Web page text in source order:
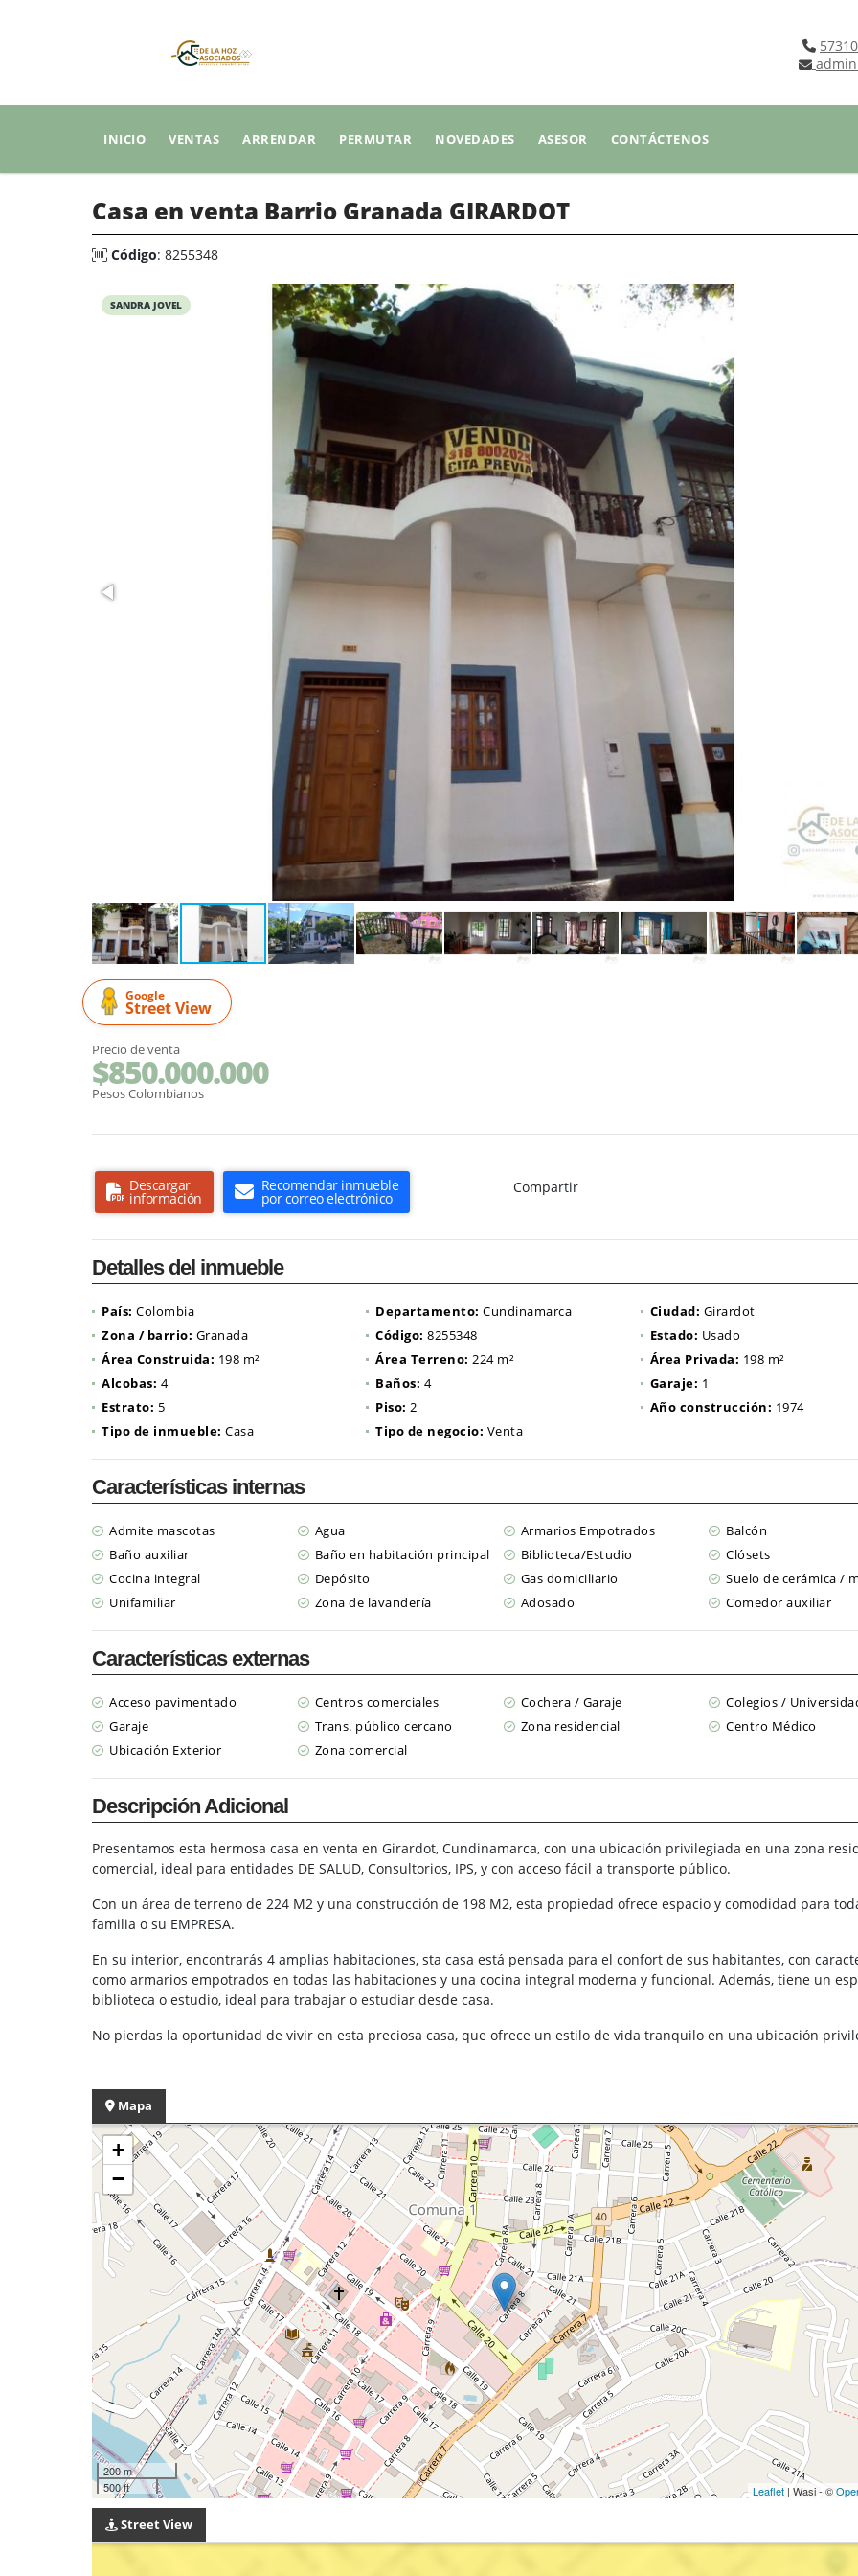
INICIO VENTAS ARRENDAR PERMUTAR NOVEDADES ASESOR CONTÁCTENOS
Casa en venta Barrio Granada GIRARDOT
Código: 8255348
SANDRA JOVEL
Google
Street View
Precio de venta
$850.000.000
Pesos Colombianos
Descargar
información
Recomendar inmueble
por correo electrónico
Compartir
Detalles del inmueble
País: Colombia Departamento: Cundinamarca Ciudad: Girardot
Zona / barrio: Granada Código: 8255348 Estado: Usado
Área Construida: 198 m² Área Terreno: 224 m² Área Privada: 198 m²
Alcobas: 4 Baños: 4 Garaje: 1
Estrato: 5 Piso: 2 Año construcción: 1974
Tipo de inmueble: Casa Tipo de negocio: Venta
Características internas
Admite mascotas Agua Armarios Empotrados
Balcón
Baño auxiliar
Baño en habitación principal Biblioteca/Estudio
Clósets
Cocina integral
Depósito Gas domiciliario
Suelo de cerámica /
Unifamiliar
Zona de lavandería Adosado Comedor auxiliar
Características externas
Acceso pavimentado Centros comerciales Cochera / Garaje
Colegios /
Garaje
Trans. público cercano Zona residencial
Centro Médico
Ubicación Exterior
Zona comercial
Descripción Adicional
Presentamos esta hermosa casa en venta en Girardot, Cundinamarca, con una ubicación privilegiada en una zona
comercial, ideal para entidades DE SALUD, Consultorios, IPS, y con acceso fácil a transporte público.
Con un área de terreno de 224 M2 y una construcción de 198 M2, esta propiedad ofrece espacio y comodidad para
familia o su EMPRESA.
En su interior, encontrarás 4 amplias habitaciones, sta casa está pensada para el confort de sus habitantes, con
como armarios empotrados en todas las habitaciones y una cocina integral moderna y funcional. Además, tiene un
biblioteca o estudio, ideal para trabajar o estudiar desde casa.
No pierdas la oportunidad de vivir en esta preciosa casa, que ofrece un estilo de vida tranquilo en una ubicación
Mapa
+
−
200 m
500 ft
Leaflet | Wasi - ©
Street View